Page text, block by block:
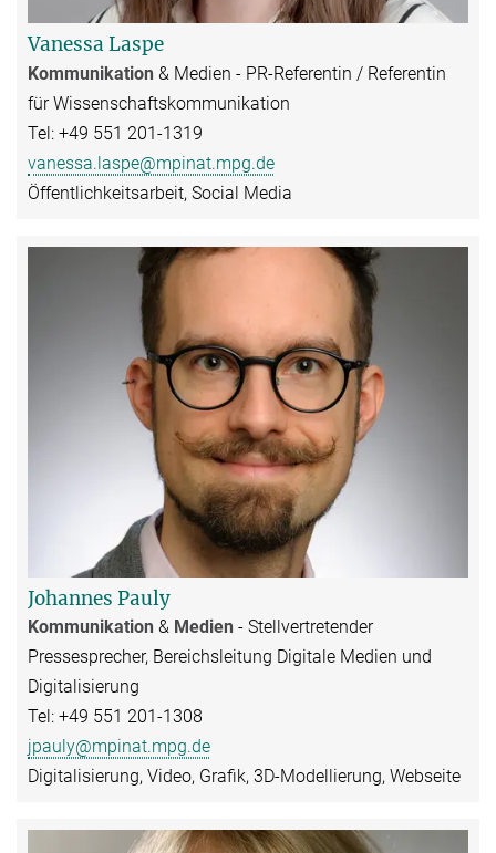
Vanessa Laspe
Kommunikation & Medien - PR-Referentin / Referentin
für Wissenschaftskommunikation
Tel: +49 551 201-1319
vanessa.laspe@mpinat.mpg.de
Öffentlichkeitsarbeit, Social Media
Johannes Pauly
Kommunikation & Medien - Stellvertretender
Pressesprecher, Bereichsleitung Digitale Medien und
Digitalisierung
Tel: +49 551 201-1308
jpauly@mpinat.mpg.de
Digitalisierung, Video, Grafik, 3D-Modellierung, Webseite